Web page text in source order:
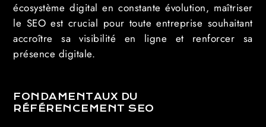
écosystème digital en constante évolution, maîtriser
le SEO est crucial pour toute entreprise souhaitant
accroître sa visibilité en ligne et renforcer sa
présence digitale.
FONDAMENTAUX DU
RÉFÉRENCEMENT SEO